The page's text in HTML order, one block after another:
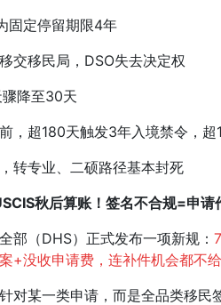
定停留期限4年
移民局，DSO失去决定权
降至30天
超180天触发3年入境禁令，超
专业、二硕路径基本封死
秋后算账！签名不合规=申请
（DHS）正式发布一项新规：
+没收申请费，连补件机会都不给
某一类申请，而是全品类移民签